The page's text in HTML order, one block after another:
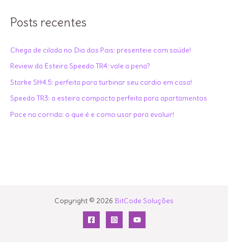
q
i
s
o
Posts recentes
Chega de cilada no Dia dos Pais: presenteie com saúde!
Review da Esteira Speedo TR4: vale a pena?
Starke SH4.5: perfeita para turbinar seu cardio em casa!
Speedo TR3: a esteira compacta perfeita para apartamentos
Pace na corrida: o que é e como usar para evoluir!
Copyright © 2026 BitCode Soluções